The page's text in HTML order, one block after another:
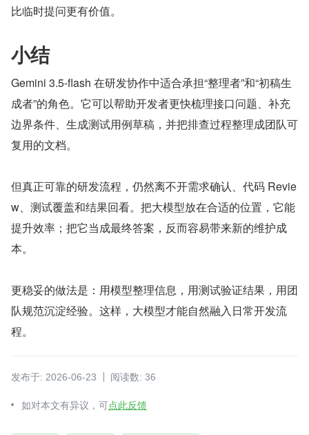
比临时提问更有价值。
小结
Gemini 3.5-flash 在研发协作中适合承担“整理者”和“初稿生
成者”的角色。它可以帮助开发者更快梳理接口问题、补充
边界条件、生成测试用例草稿，并把排查过程整理成团队可
复用的文档。
但真正可靠的研发流程，仍然离不开需求确认、代码 Revie
w、测试覆盖和结果回看。把大模型放在合适的位置，它能
提升效率；把它当成最终答案，反而容易带来新的维护成
本。
更稳妥的做法是：用模型整理信息，用测试验证结果，用团
队规范沉淀经验。这样，大模型才能自然融入日常开发流
程。
发布于: 2026-06-23 阅读数: 36
如对本文有异议，可点此反馈